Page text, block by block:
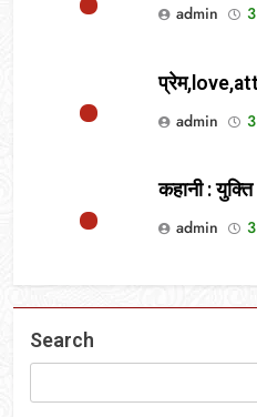
admin
admin
कहानी :
admin
Search